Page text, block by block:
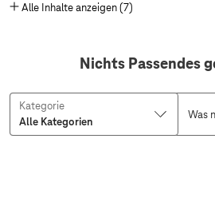
Alle Inhalte anzeigen (7)
Nichts Passendes
Kategorie